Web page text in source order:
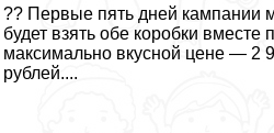
?? Первые пять дней кампании
будет взять обе коробки вместе
максимально вкусной цене — 2
рублей....